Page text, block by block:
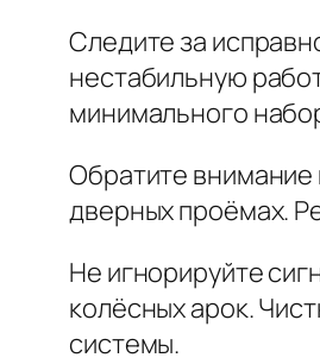
Следите за
нестабильную
минимального
Обратите внимание
дверных проёмах.
Не игнорируйте
колёсных арок.
системы.